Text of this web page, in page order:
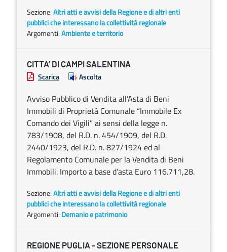
Sezione:Altri atti e avvisi della Regione e di altri enti
pubblici che interessano la collettività regionale
Argomenti:Ambiente e territorio
CITTA’ DI CAMPI SALENTINA
Scarica Ascolta
Avviso Pubblico di Vendita all’Asta di Beni
Immobili di Proprietà Comunale “Immobile Ex
Comando dei Vigili” ai sensi della legge n.
783/1908, del R.D. n. 454/1909, del R.D.
2440/1923, del R.D. n. 827/1924 ed al
Regolamento Comunale per la Vendita di Beni
Immobili. Importo a base d’asta Euro 116.711,28.
Sezione:Altri atti e avvisi della Regione e di altri enti
pubblici che interessano la collettività regionale
Argomenti: Demanio e patrimonio
REGIONE PUGLIA - SEZIONE PERSONALE